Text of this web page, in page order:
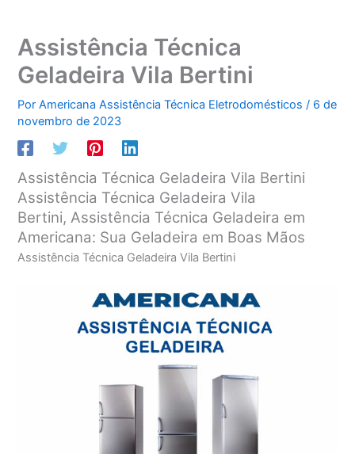
Assistência Técnica
Geladeira Vila Bertini
PorAmericana Assistência Técnica Eletrodomésticos/ 6 de
novembro de 2023
Assistência Técnica Geladeira Vila Bertini
Assistência Técnica Geladeira Vila
Bertini, Assistência Técnica Geladeira em
Americana: Sua Geladeira em Boas Mãos
Assistência Técnica Geladeira Vila Bertini